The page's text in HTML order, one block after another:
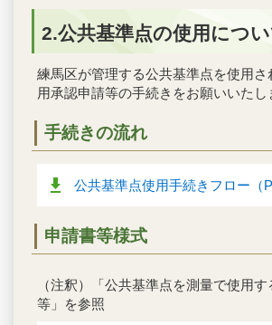
2.公共基準点の使用につ
練馬区が管理する公共基準点を使用さ
用承認申請等の手続きをお願いいたし
手続きの流れ
公共基準点使用手続きフロー（
申請書等様式
（注釈）「公共基準点を測量で使用
等」を参照